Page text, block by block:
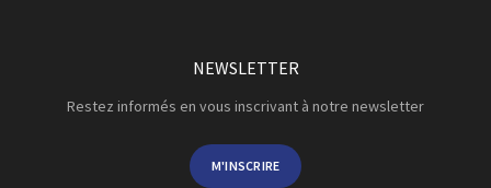
NEWSLETTER
Restez informés en vous inscrivant à notre newsletter
M'INSCRIRE